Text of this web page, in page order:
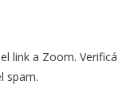
link a Zoom. Verificá
spam.